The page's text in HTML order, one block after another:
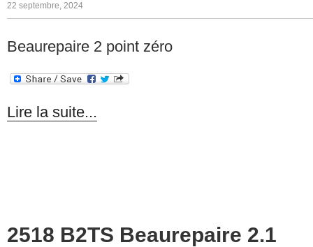
22 septembre, 2024
Beaurepaire 2 point zéro
Lire la suite...
2518 B2TS Beaurepaire 2.1